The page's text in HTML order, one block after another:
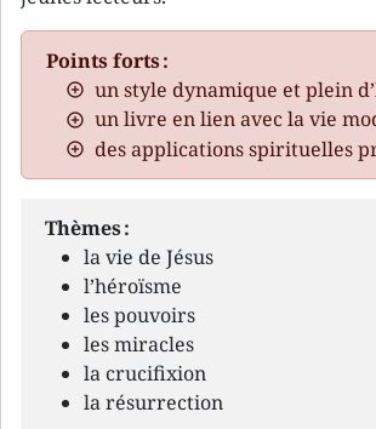
Points forts :
un style dynamique et plein
un livre en lien avec la vie
des applications spirituelles
Thèmes :
la vie de Jésus
l’héroïsme
les pouvoirs
les miracles
la crucifixion
la résurrection